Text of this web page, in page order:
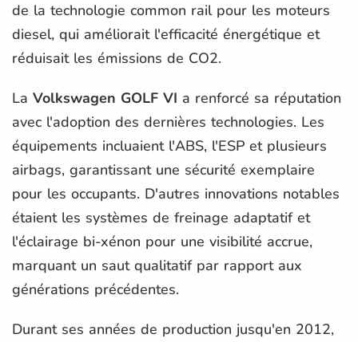
de la technologie common rail pour les moteurs
diesel, qui améliorait l'efficacité énergétique et
réduisait les émissions de CO2.
La Volkswagen GOLF VI a renforcé sa réputation
avec l'adoption des dernières technologies. Les
équipements incluaient l'ABS, l'ESP et plusieurs
airbags, garantissant une sécurité exemplaire
pour les occupants. D'autres innovations notables
étaient les systèmes de freinage adaptatif et
l'éclairage bi-xénon pour une visibilité accrue,
marquant un saut qualitatif par rapport aux
générations précédentes.
Durant ses années de production jusqu'en 2012,